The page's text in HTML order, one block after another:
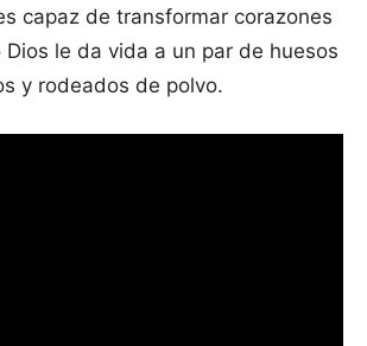
capaz de transformar corazones
le da vida a un par de huesos
y rodeados de polvo.